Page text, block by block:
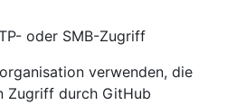
oder SMB-Zugriff
verwenden, die
Zugriff durch GitHub